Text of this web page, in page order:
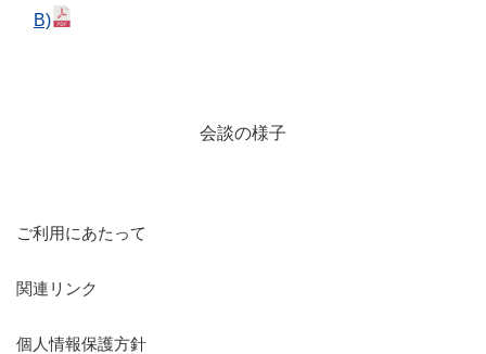
B)
会談の様子
ご利用にあたって
関連リンク
個人情報保護方針